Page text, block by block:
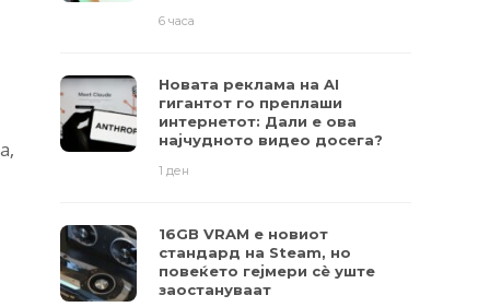
6 часа
Новата реклама на AI
гигантот го преплаши
интернетот: Дали е ова
најчудното видео досега?
1 ден
16GB VRAM е новиот
стандард на Steam, но
повеќето гејмери ​​сè уште
заостануваат